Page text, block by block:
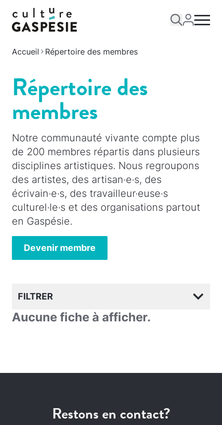
Accueil Répertoire des membres
Répertoire des
membres
Notre communauté vivante compte plus
de 200 membres répartis dans plusieurs
disciplines artistiques. Nous regroupons
des artistes, des artisan·e·s, des
écrivain·e·s, des travailleur·euse·s
culturel·le·s et des organisations partout
en Gaspésie.
Devenir membre
FILTRER
Aucune fiche à afficher.
Restons en contact?